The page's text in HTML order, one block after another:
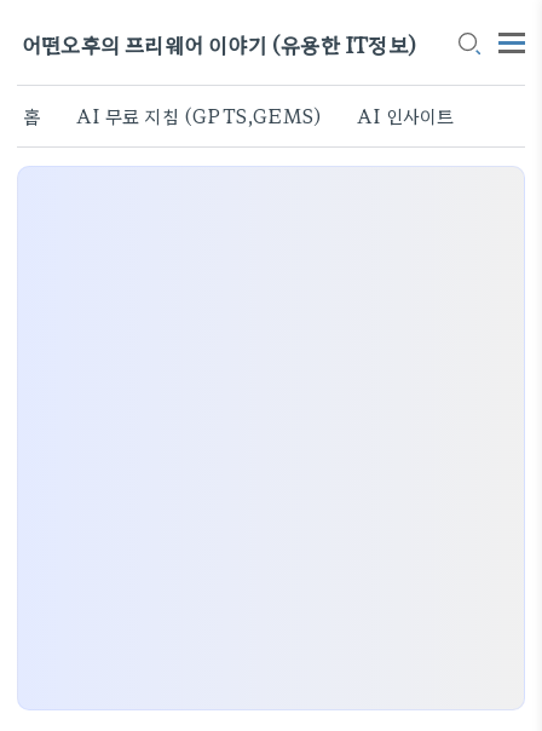
어떤오후의 프리웨어 이야기 (유용한 IT정보)
홈 AI 무료 지침 (GPTS,GEMS) AI 인사이트